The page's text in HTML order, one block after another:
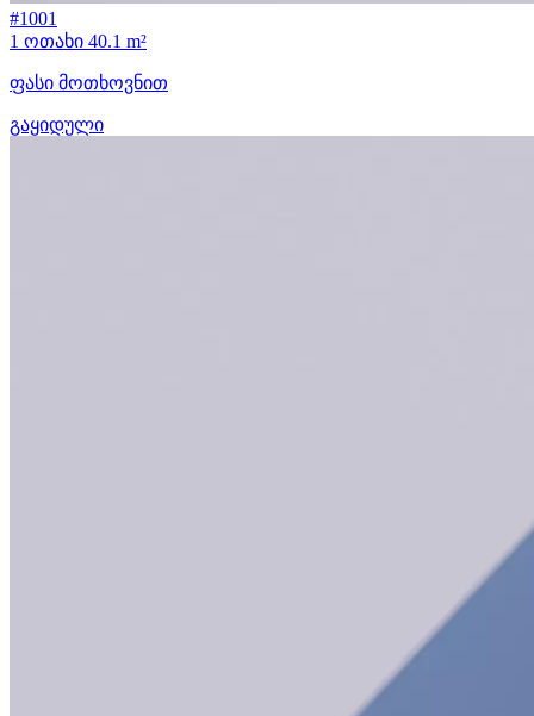
#1001
1 ოთახი 40.1 m²
ფასი მოთხოვნით
გაყიდული